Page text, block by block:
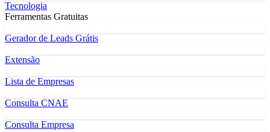
Tecnologia
Ferramentas Gratuitas
Gerador de Leads Grátis
Extensão
Lista de Empresas
Consulta CNAE
Consulta Empresa